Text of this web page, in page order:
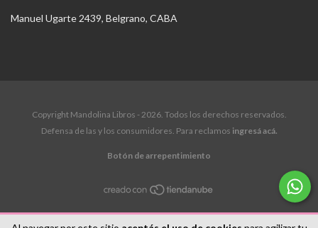
Manuel Ugarte 2439, Belgrano, CABA
Copyright Mandolina Libros - 2026. Todos los derechos reservados.
Defensa de las y los consumidores. Para reclamos ingresá acá.
Botón de arrepentimiento